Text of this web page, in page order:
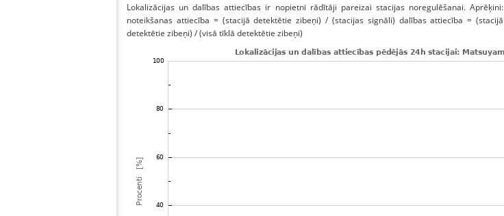
Lokalizācijas un dalības attiecības ir nopietni rādītāji pareizai stacijas noregulēšanai. Aprēķini:
noteikšanas attiecība = (stacijā detektētie zibeņi) / (stacijas signāli) dalības attiecība = (stacijā
detektētie zibeņi) / (visā tīklā detektētie zibeņi)